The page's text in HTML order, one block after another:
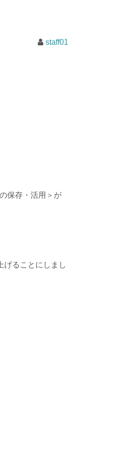
staff01
保存・活用＞が
ることにしまし